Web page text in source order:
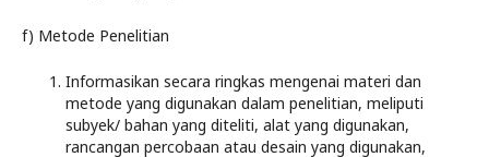
f) Metode Penelitian
Informasikan secara ringkas mengenai materi dan
metode yang digunakan dalam penelitian, meliputi
subyek/ bahan yang diteliti, alat yang digunakan,
rancangan percobaan atau desain yang digunakan,